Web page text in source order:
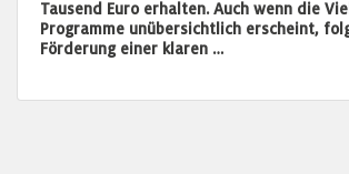
Tausend Euro erhalten. Auch wenn die
Programme unübersichtlich erscheint,
Förderung einer klaren …